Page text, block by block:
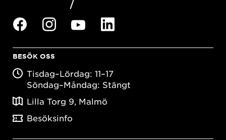
BESÖK OSS
Tisdag–Lördag: 11–17
Söndag–Måndag: Stängt
Lilla Torg 9, Malmö
Besöksinfo